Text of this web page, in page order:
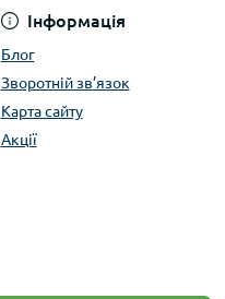
Інформація
Блог
Зворотній зв’язок
Карта сайту
Акції